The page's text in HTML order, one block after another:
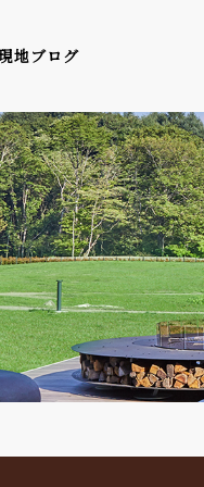
地ブログ